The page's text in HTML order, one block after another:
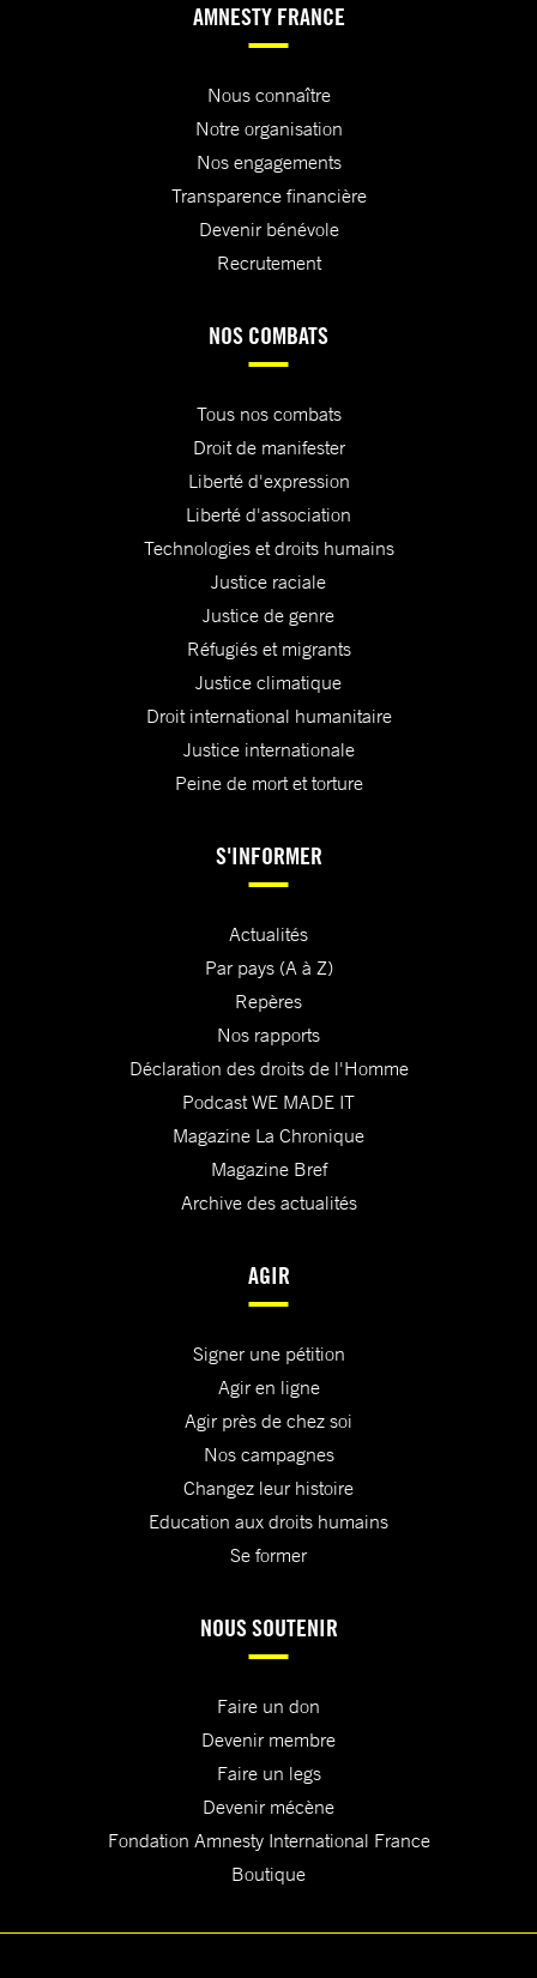
AMNESTY FRANCE
Nous connaître
Notre organisation
Nos engagements
Transparence financière
Devenir bénévole
Recrutement
NOS COMBATS
Tous nos combats
Droit de manifester
Liberté d'expression
Liberté d'association
Technologies et droits humains
Justice raciale
Justice de genre
Réfugiés et migrants
Justice climatique
Droit international humanitaire
Justice internationale
Peine de mort et torture
S'INFORMER
Actualités
Par pays (A à Z)
Repères
Nos rapports
Déclaration des droits de l'Homme
Podcast WE MADE IT
Magazine La Chronique
Magazine Bref
Archive des actualités
AGIR
Signer une pétition
Agir en ligne
Agir près de chez soi
Nos campagnes
Changez leur histoire
Education aux droits humains
Se former
NOUS SOUTENIR
Faire un don
Devenir membre
Faire un legs
Devenir mécène
Fondation Amnesty International France
Boutique